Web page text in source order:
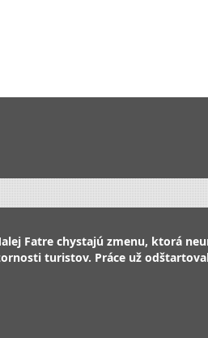
Fatre chystajú zmenu, ktorá
turistov. Práce už